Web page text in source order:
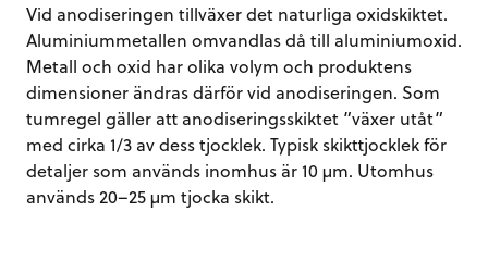
Vid anodiseringen tillväxer det naturliga oxidskiktet.
Aluminiummetallen omvandlas då till aluminiumoxid.
Metall och oxid har olika volym och produktens
dimensioner ändras därför vid anodiseringen. Som
tumregel gäller att anodiseringsskiktet ”växer utåt”
med cirka 1/3 av dess tjocklek. Typisk skikttjocklek för
detaljer som används inomhus är 10 µm. Utomhus
används 20–25 µm tjocka skikt.